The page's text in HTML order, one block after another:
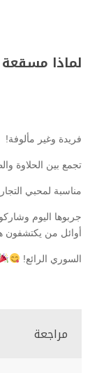
لماذا مسقعة
فريدة وغير مألوفة!
تجمع بين الحلاوة
مناسبة لمحبي
جربوها اليوم
أوائل من يكتشفون
السوري الرائع!
مراجعة